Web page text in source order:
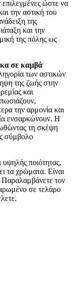
επιλεγμένες ώστε να
την αστική του
της
και την
της πόλης ως
σε καμβά
των αστικών
της ζωής στην
και
την αρμονία και
ενσαρκώνουν. Η
τη σκέψη
σύμβολο
ποιότητας,
τα χρώματα. Είναι
τον
σε τελάρο